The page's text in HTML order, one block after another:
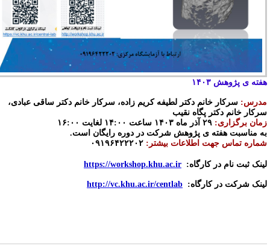
ی پژوهش ۱۴۰۳
سرکار خانم دکتر لطیفه کریم زاده، سرکار خانم دکتر ساقی عبادی،
خانم دکتر پگاه نقیب
برگزاری:۲۹ آذر ماه ۱۴۰۳ ساعت ۱۴:۰۰ لغایت ۱۶:۰۰
مناسبت هفته ی پژوهش شرکت در دوره رایگان است.
تماس جهت اطلاعات بیشتر:۰۹۱۹۶۴۲۲۲۰۲
ثبت نام در کارگاه:https://workshop.khu.ac.ir
شرکت در کارگاه:http://vc.khu.ac.ir/centlab